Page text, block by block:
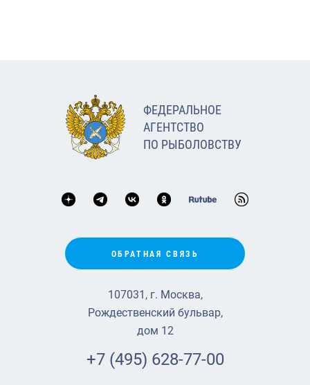
ФЕДЕРАЛЬНОЕ
АГЕНТСТВО
ПО РЫБОЛОВСТВУ
ОБРАТНАЯ СВЯЗЬ
107031, г. Москва,
Рождественский бульвар,
дом 12
+7 (495) 628-77-00